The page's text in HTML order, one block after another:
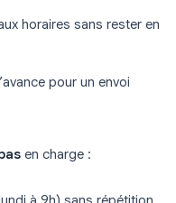
horaires sans rester en
pour un envoi
en charge :